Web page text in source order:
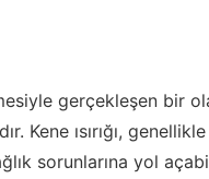
gerçekleşen bir
Kene ısırığı, genellikle
sorunlarına yol